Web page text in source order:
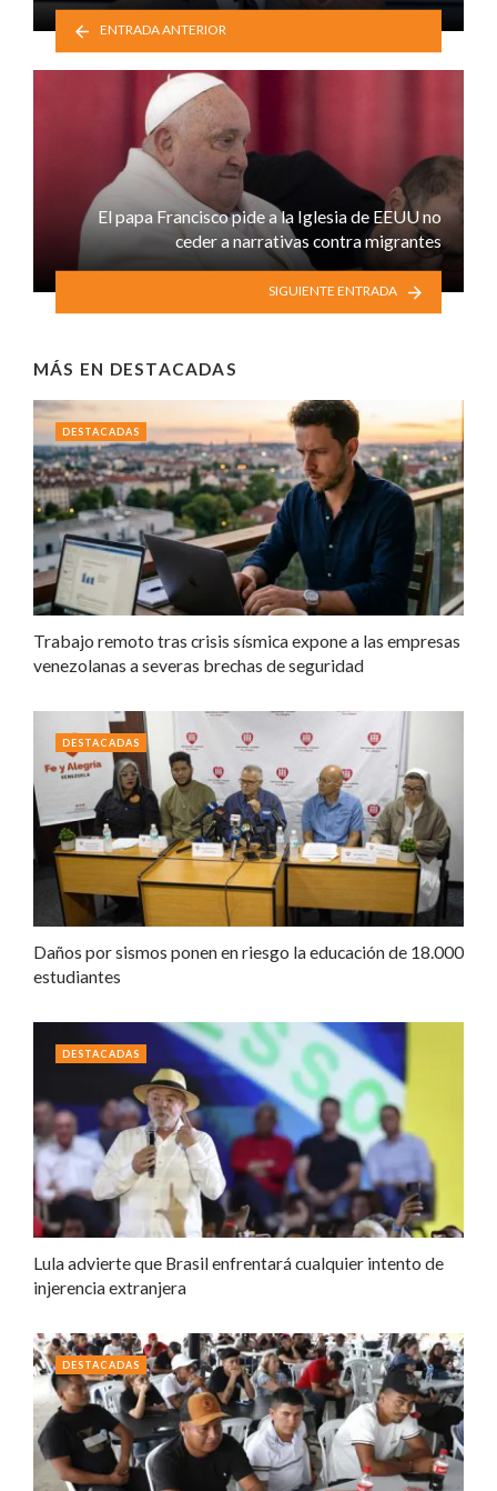
ENTRADA ANTERIOR
El papa Francisco pide a la Iglesia de EEUU no
ceder a narrativas contra migrantes
SIGUIENTE ENTRADA
MÁS EN DESTACADAS
Trabajo remoto tras crisis sísmica expone a las empresas
venezolanas a severas brechas de seguridad
DESTACADAS
Daños por sismos ponen en riesgo la educación de 18.000
estudiantes
DESTACADAS
Lula advierte que Brasil enfrentará cualquier intento de
injerencia extranjera
DESTACADAS
DESTACADAS